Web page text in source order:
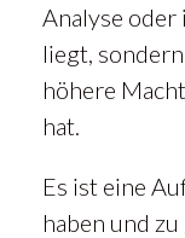
Analyse oder
liegt,
höhere
hat.
Es ist eine
haben und